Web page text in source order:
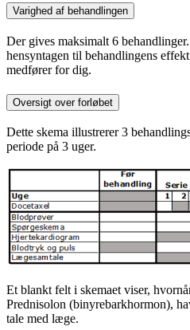
Varighed af behandlingen
Der gives maksimalt 6
hensyntagen til behandlingens
medfører for dig.
Oversigt over forløbet
Dette skema illustrerer 3
periode på 3 uger.
Et blankt felt i skemaet viser,
Prednisolon (binyrebarkhormon),
tale med læge.